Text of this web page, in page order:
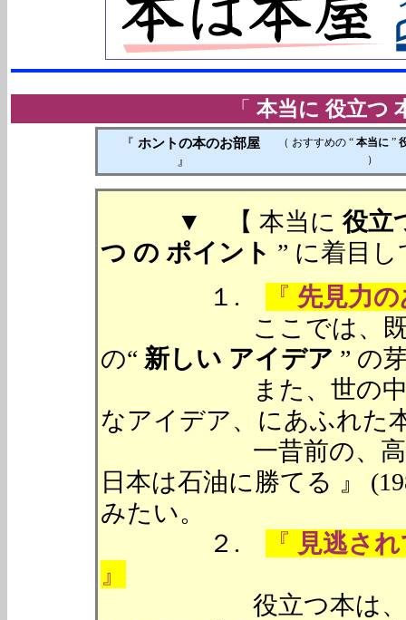
「 本当に 役立つ
『 ホントの本のお部屋
』
（ おすすめの “ 本当に ”
）
▼ 【 本当に 役立
つ の ポイント ” に着目
１.
『 先見力
ここでは、既存の
の“ 新しい アイデア ” の
また、世の中の先
なアイデア、にあふれた
一昔前の、高橋 亀
日本は石油に勝てる 』
みたい。
２.
『 見逃さ
』
役立つ本は、必ず